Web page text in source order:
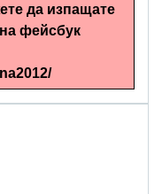
да изпащате
фейсбук